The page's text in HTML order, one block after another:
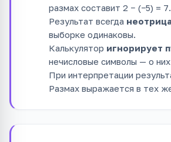
размах составит 2 − (−5) = 7.
Результат всегда
выборке одинаковы.
Калькулятор игнорирует
нечисловые символы — о
При интерпретации
Размах выражается в тех